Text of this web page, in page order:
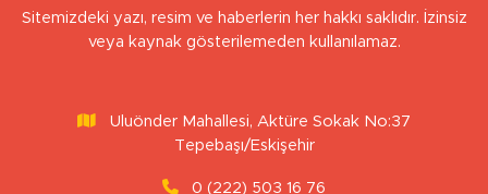
Sitemizdeki yazı, resim ve haberlerin her hakkı saklıdır. İzinsiz
veya kaynak gösterilemeden kullanılamaz.
Uluönder Mahallesi, Aktüre Sokak No:37
Tepebaşı/Eskişehir
0 (222) 503 16 76